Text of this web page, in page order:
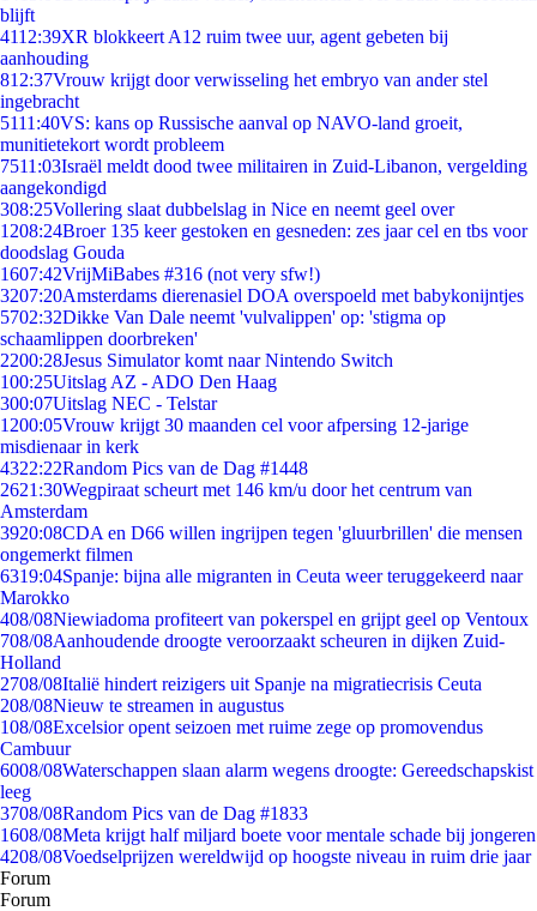
blijft
4112:39XR blokkeert A12 ruim twee uur, agent gebeten bij
aanhouding
812:37Vrouw krijgt door verwisseling het embryo van ander stel
ingebracht
5111:40VS: kans op Russische aanval op NAVO-land groeit,
munitietekort wordt probleem
7511:03Israël meldt dood twee militairen in Zuid-Libanon, vergelding
aangekondigd
308:25Vollering slaat dubbelslag in Nice en neemt geel over
1208:24Broer 135 keer gestoken en gesneden: zes jaar cel en tbs voor
doodslag Gouda
1607:42VrijMiBabes #316 (not very sfw!)
3207:20Amsterdams dierenasiel DOA overspoeld met babykonijntjes
5702:32Dikke Van Dale neemt 'vulvalippen' op: 'stigma op
schaamlippen doorbreken'
2200:28Jesus Simulator komt naar Nintendo Switch
100:25Uitslag AZ - ADO Den Haag
300:07Uitslag NEC - Telstar
1200:05Vrouw krijgt 30 maanden cel voor afpersing 12-jarige
misdienaar in kerk
4322:22Random Pics van de Dag #1448
2621:30Wegpiraat scheurt met 146 km/u door het centrum van
Amsterdam
3920:08CDA en D66 willen ingrijpen tegen 'gluurbrillen' die mensen
ongemerkt filmen
6319:04Spanje: bijna alle migranten in Ceuta weer teruggekeerd naar
Marokko
408/08Niewiadoma profiteert van pokerspel en grijpt geel op Ventoux
708/08Aanhoudende droogte veroorzaakt scheuren in dijken Zuid-
Holland
2708/08Italië hindert reizigers uit Spanje na migratiecrisis Ceuta
208/08Nieuw te streamen in augustus
108/08Excelsior opent seizoen met ruime zege op promovendus
Cambuur
6008/08Waterschappen slaan alarm wegens droogte: Gereedschapskist
leeg
3708/08Random Pics van de Dag #1833
1608/08Meta krijgt half miljard boete voor mentale schade bij jongeren
4208/08Voedselprijzen wereldwijd op hoogste niveau in ruim drie jaar
Forum
Forum